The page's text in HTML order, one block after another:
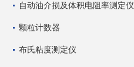
自动油介损及体积电阻率测定仪
颗粒计数器
布氏粘度测定仪